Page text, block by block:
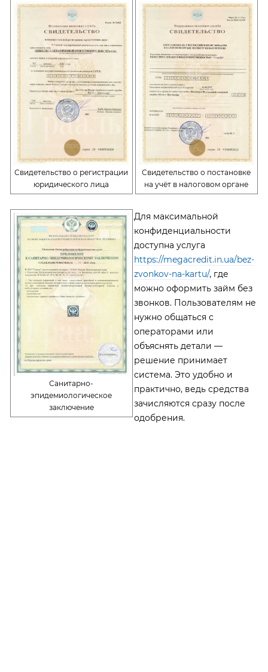
Свидетельство о регистрации
юридического лица
Свидетельство о постановке
на учёт в налоговом органе
Санитарно-
эпидемиологическое
заключение
Для максимальной
конфиденциальности
доступна услуга
https://megacredit.in.ua/bez-
zvonkov-na-kartu/, где
можно оформить займ без
звонков. Пользователям не
нужно общаться с
операторами или
объяснять детали —
решение принимает
система. Это удобно и
практично, ведь средства
зачисляются сразу после
одобрения.